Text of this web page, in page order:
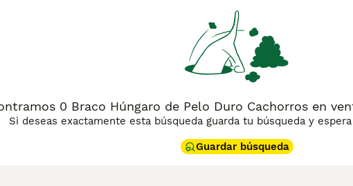
0 Braco Húngaro de Pelo Duro Cachorros en
Si deseas exactamente esta búsqueda guarda tu búsqueda y
Guardar búsqueda